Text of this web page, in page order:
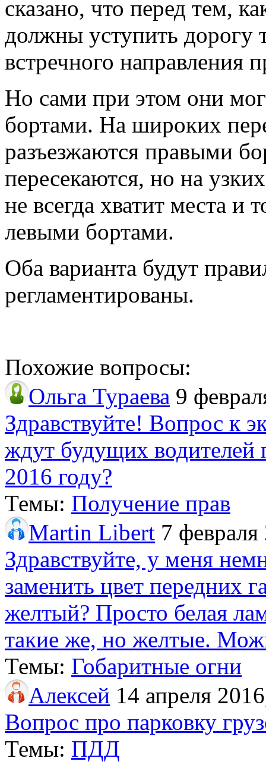
сказано, что перед тем,
должны уступить дорогу
встречного направления
Но сами при этом они
бортами. На широких
разъезжаются правыми
пересекаются, но на
не всегда хватит места и
левыми бортами.
Оба варианта будут
регламентированы.
Похожие вопросы:
Ольга Тураева 9
Здравствуйте! Вопрос к
ждут будущих водителей
2016 году?
Темы: Получение прав
Martin Libert 7
Здравствуйте, у меня
заменить цвет передних
желтый? Просто белая
такие же, но желтые.
Темы: Гобаритные огни
Алексей 14 апреля
Вопрос про парковку
Темы: ПДД